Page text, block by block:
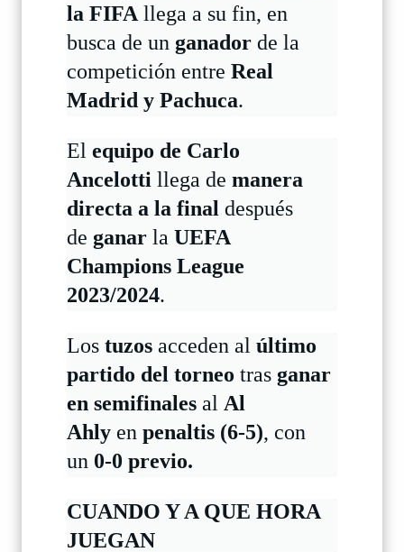
la FIFA llega a su fin, en
busca de un ganador de la
competición entre Real
Madrid y Pachuca.
El equipo de Carlo
Ancelotti llega de manera
directa a la final después
de ganar la UEFA
Champions League
2023/2024.
Los tuzos acceden al último
partido del torneo tras ganar
en semifinales al Al
Ahly en penaltis (6-5), con
un 0-0 previo.
CUANDO Y A QUE HORA
JUEGAN